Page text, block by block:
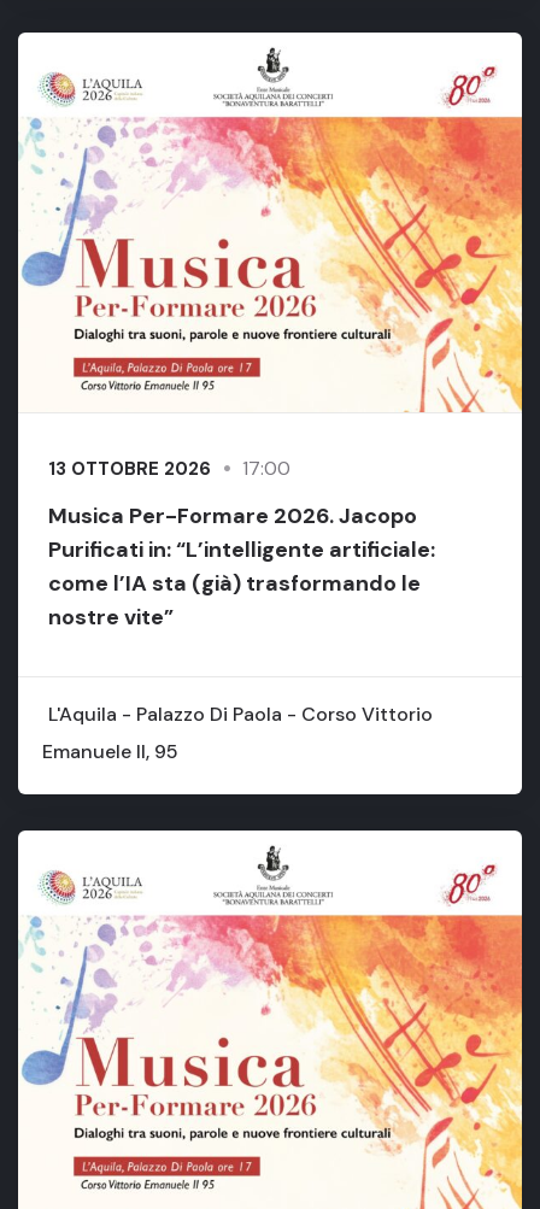
13 OTTOBRE 2026 17:00
Musica Per-Formare 2026. Jacopo
Purificati in: “L’intelligente artificiale:
come l’IA sta (già) trasformando le
nostre vite”
L'Aquila - Palazzo Di Paola - Corso Vittorio
Emanuele II, 95